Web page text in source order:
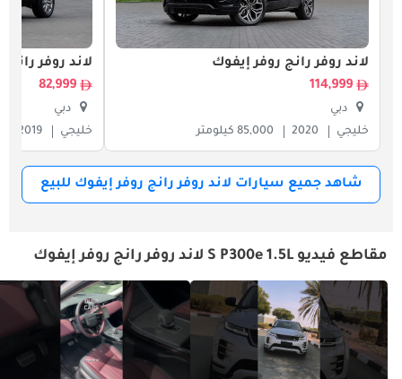
لاند روفر رانج روفر إيفوك
114,999
دبي
خليجي
2020 85,000 كيلومتر
لاند روفر
82,999
دبي
خليجي
2019
شاهد جميع سيارات لاند روفر رانج روفر إيفوك للبيع
مقاطع فيديو S P300e 1.5L لاند روفر رانج روفر إيفوك